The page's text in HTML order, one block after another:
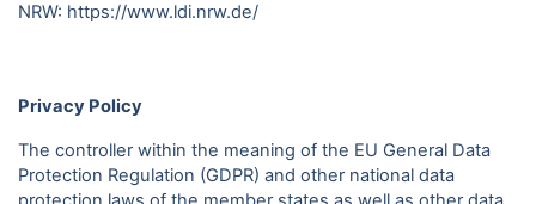
NRW: https://www.ldi.nrw.de/
Privacy Policy
The controller within the meaning of the EU General Data
Protection Regulation (GDPR) and other national data